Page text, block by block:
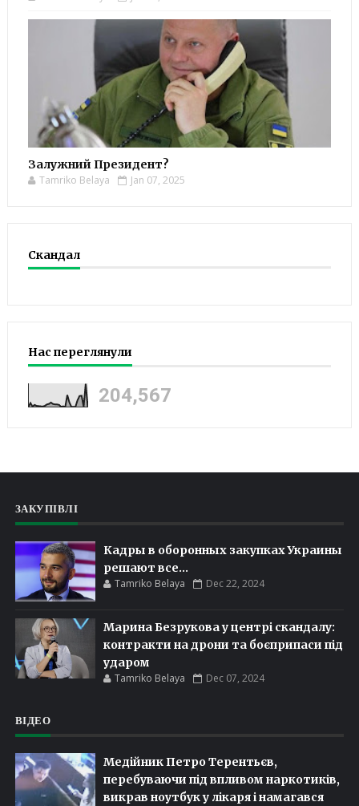
Залужний Президент?
Tamriko Belaya Jan 07, 2025
Скандал
Нас переглянули
204,567
ЗАКУПІВЛІ
Кадры в оборонных закупках Украины
решают все...
Tamriko Belaya Dec 22, 2024
Марина Безрукова у центрі скандалу:
контракти на дрони та боєприпаси під
ударом
Tamriko Belaya Dec 07, 2024
ВІДЕО
Медійник Петро Терентьєв,
перебуваючи під впливом наркотиків,
викрав ноутбук у лікаря і намагався